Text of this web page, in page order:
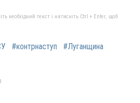
необхідний текст і натисніть Ctrl + Enter, щоб
#контрнаступ #Луганщина